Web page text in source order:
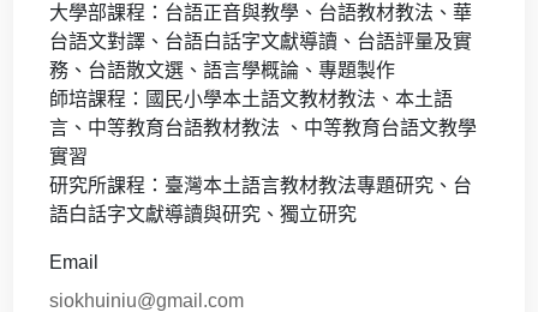
大學部課程：台語正音與教學、台語教材教法、華
台語文對譯、台語白話字文獻導讀、台語評量及實
務、台語散文選、語言學概論、專題製作
師培課程：國民小學本土語文教材教法、本土語
言、中等教育台語教材教法 、中等教育台語文教學
實習
研究所課程：臺灣本土語言教材教法專題研究、台
語白話字文獻導讀與研究、獨立研究
Email
siokhuiniu@gmail.com